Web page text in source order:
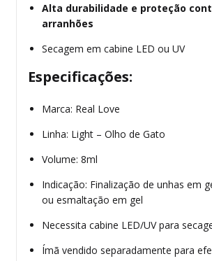
Alta durabilidade e proteção
arranhões
Secagem em cabine LED ou UV
Especificações:
Marca: Real Love
Linha: Light – Olho de Gato
Volume: 8ml
Indicação: Finalização de unhas em
ou esmaltação em gel
Necessita cabine LED/UV para
Ímã vendido separadamente para